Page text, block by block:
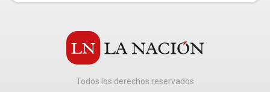
Todos los derechos reservados